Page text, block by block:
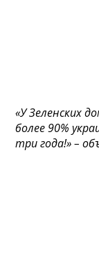
«У Зеленских
более 90%
три года!» –